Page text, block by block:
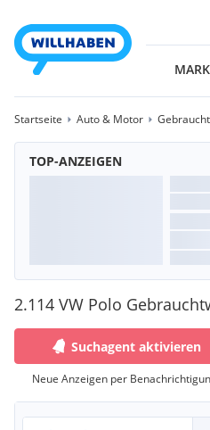
Startseite Auto & Motor
TOP-ANZEIGEN
2.114 VW Polo
Suchagent aktivieren
Neue Anzeigen per